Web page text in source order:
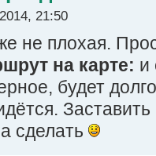
21:50
не плохая.
на карте: и
будет
Заставить
сделать